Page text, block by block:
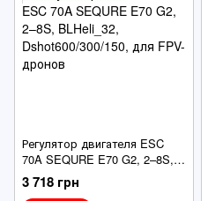
Регулятор двигателя ESC
70A SEQURE E70 G2, 2–8S,
BLHeli_32, Dshot600/300/150,
для FPV-дронов
3 718 грн